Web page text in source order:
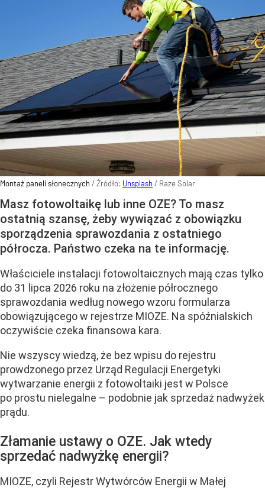
Montaż paneli słonecznych / Źródło: Unsplash / Raze Solar
Masz fotowoltaikę lub inne OZE? To masz
ostatnią szansę, żeby wywiązać z obowiązku
sporządzenia sprawozdania z ostatniego
półrocza. Państwo czeka na te informację.
Właściciele instalacji fotowoltaicznych mają czas tylko
do 31 lipca 2026 roku na złożenie półrocznego
sprawozdania według nowego wzoru formularza
obowiązującego w rejestrze MIOZE. Na spóźnialskich
oczywiście czeka finansowa kara.
Nie wszyscy wiedzą, że bez wpisu do rejestru
prowdzonego przez Urząd Regulacji Energetyki
wytwarzanie energii z fotowoltaiki jest w Polsce
po prostu nielegalne – podobnie jak sprzedaż nadwyżek
prądu.
Złamanie ustawy o OZE. Jak wtedy
sprzedać nadwyżkę energii?
MIOZE, czyli Rejestr Wytwórców Energii w Małej